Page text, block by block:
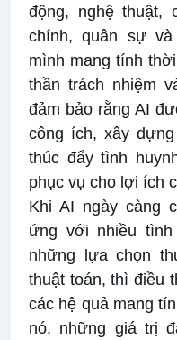
động, nghệ thuật,
chính, quân sự
mình mang tính
thần trách nhiệm
đảm bảo rằng AI
công ích, xây
thúc đẩy tình
phục vụ cho lợi ích
Khi AI ngày càng
ứng với nhiều
những lựa chọn
thuật toán, thì điều
các hệ quả mang
nó, những giá trị